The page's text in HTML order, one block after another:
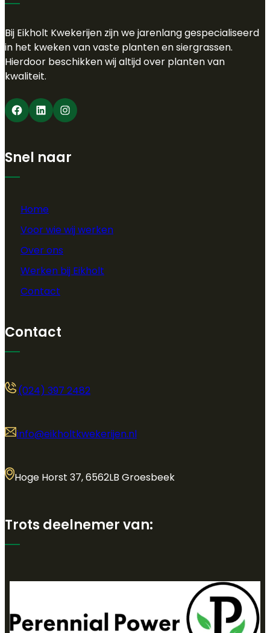
Bij Eikholt Kwekerijen zijn we jarenlang gespecialiseerd
in het kweken van vaste planten en siergrassen.
Hierdoor beschikken wij altijd over planten van
kwaliteit.
Facebook LinkedIn Instagram
Snel naar
Home
Voor wie wij werken
Over ons
Werken bij Eikholt
Contact
Contact
(024) 397 2482
info@eikholtkwekerijen.nl
Hoge Horst 37, 6562LB Groesbeek
Trots deelnemer van: